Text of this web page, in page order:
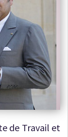
de Travail et